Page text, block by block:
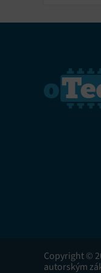
Copyright ©
autorským